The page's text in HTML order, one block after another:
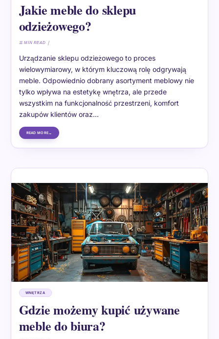
Jakie meble do sklepu
odzieżowego?
11 MIN READ
Urządzanie sklepu odzieżowego to proces
wielowymiarowy, w którym kluczową rolę odgrywają
meble. Odpowiednio dobrany asortyment meblowy nie
tylko wpływa na estetykę wnętrza, ale przede
wszystkim na funkcjonalność przestrzeni, komfort
zakupów klientów oraz…
READ MORE
WNĘTRZA
Gdzie możemy kupić używane
meble do biura?